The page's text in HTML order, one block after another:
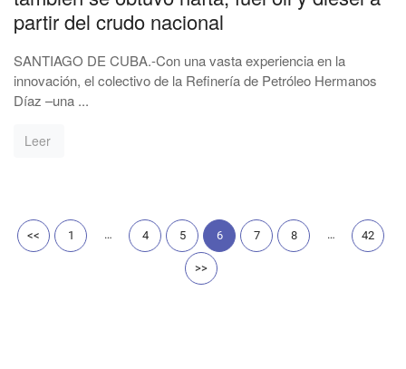
partir del crudo nacional
SANTIAGO DE CUBA.-Con una vasta experiencia en la
innovación, el colectivo de la Refinería de Petróleo Hermanos
Díaz –una ...
Leer
<< 1 … 4 5 6 7 8 … 42
>>